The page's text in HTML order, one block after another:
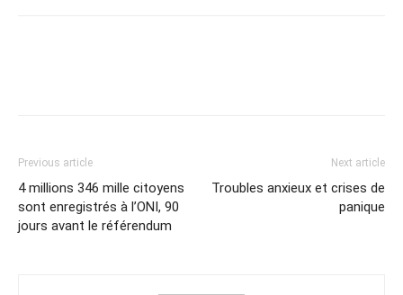
Previous article
4 millions 346 mille citoyens
sont enregistrés à l’ONI, 90
jours avant le référendum
Next article
Troubles anxieux et crises de
panique